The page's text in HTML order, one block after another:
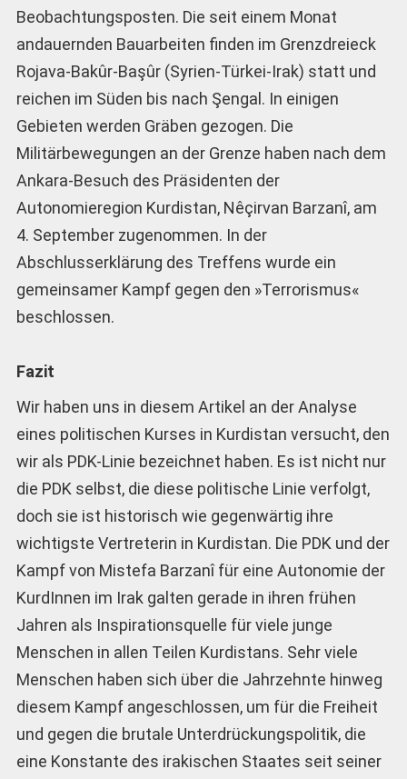
Beobachtungsposten. Die seit einem Monat
andauernden Bauarbeiten finden im Grenzdreieck
Rojava-Bakûr-Başûr (Syrien-Türkei-Irak) statt und
reichen im Süden bis nach Şengal. In einigen
Gebieten werden Gräben gezogen. Die
Militärbewegungen an der Grenze haben nach dem
Ankara-Besuch des Präsidenten der
Autonomieregion Kurdistan, Nêçirvan Barzanî, am
4. September zugenommen. In der
Abschlusserklärung des Treffens wurde ein
gemeinsamer Kampf gegen den »Terrorismus«
beschlossen.
Fazit
Wir haben uns in diesem Artikel an der Analyse
eines politischen Kurses in Kurdistan versucht, den
wir als PDK-Linie bezeichnet haben. Es ist nicht nur
die PDK selbst, die diese politische Linie verfolgt,
doch sie ist historisch wie gegenwärtig ihre
wichtigste Vertreterin in Kurdistan. Die PDK und der
Kampf von Mistefa Barzanî für eine Autonomie der
KurdInnen im Irak galten gerade in ihren frühen
Jahren als Inspirationsquelle für viele junge
Menschen in allen Teilen Kurdistans. Sehr viele
Menschen haben sich über die Jahrzehnte hinweg
diesem Kampf angeschlossen, um für die Freiheit
und gegen die brutale Unterdrückungspolitik, die
eine Konstante des irakischen Staates seit seiner